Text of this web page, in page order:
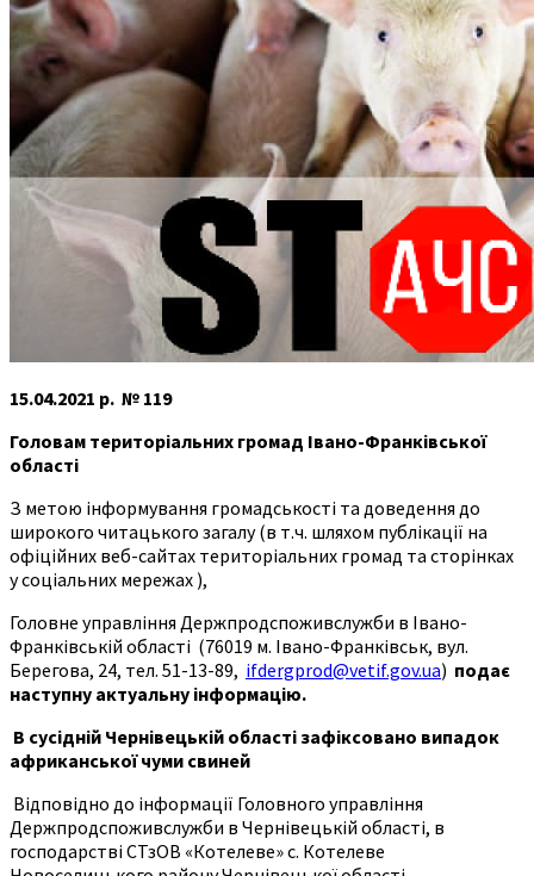
15.04.2021 р. № 119
Головам територіальних громад Івано-Франківської
області
З метою інформування громадськості та доведення до
широкого читацького загалу (в т.ч. шляхом публікації на
офіційних веб-сайтах територіальних громад та сторінках
у соціальних мережах ),
Головне управління Держпродспоживслужби в Івано-
Франківській області (76019 м. Івано-Франківськ, вул.
Берегова, 24, тел. 51-13-89, ifdergprod@vetif.gov.ua) подає
наступну актуальну інформацію.
В сусідній Чернівецькій області зафіксовано випадок
африканської чуми свиней
Відповідно до інформації Головного управління
Держпродспоживслужби в Чернівецькій області, в
господарстві СТзОВ «Котелеве» с. Котелеве